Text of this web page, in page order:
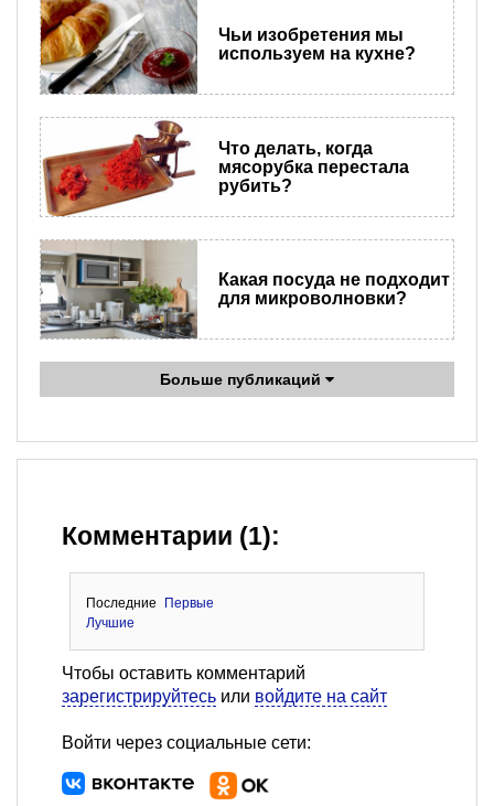
Чьи изобретения мы
используем на кухне?
Что делать, когда
мясорубка перестала
рубить?
Какая посуда не подходит
для микроволновки?
Больше публикаций
Комментарии (1):
Последние
Первые
Лучшие
Чтобы оставить комментарий
зарегистрируйтесь или войдите на сайт
Войти через социальные сети: